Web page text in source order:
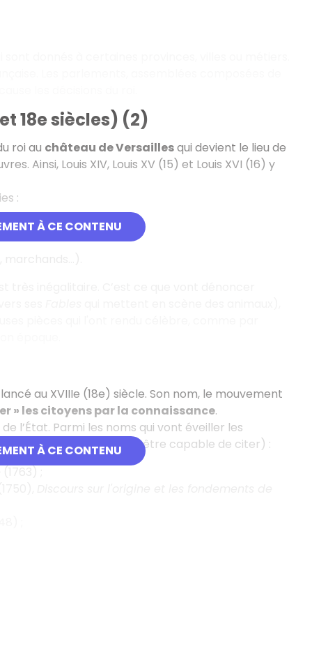
À CE CONTENU
18e siècles) (2)
roi au château de Versaillesqui devient le lieu de
Ainsi, Louis XIV, Louis XV (15) et Louis XVI (16) y
:
À CE CONTENU
au XVIIIe (18e) siècle. Son nom, le mouvement
» les citoyens par la connaissance.
l’État. Parmi les noms qui vont éveiller les
place, il faut retenir (et être capable de citer) :
(1763) ;